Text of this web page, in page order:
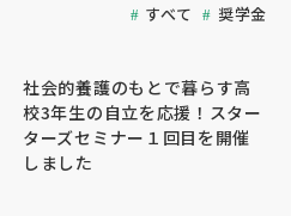
すべて 奨学金
社会的養護のもとで暮らす高
校3年生の自立を応援！スター
ターズセミナー１回目を開催
しました